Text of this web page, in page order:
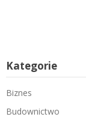
Kategorie
Biznes
Budownictwo